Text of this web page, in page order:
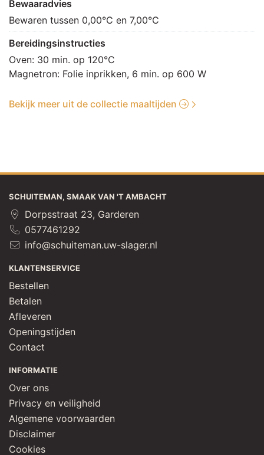
voedingszuur: E260], aardappel 15% [aardappel,
water, zout, verstevigingsmiddel: E509], groenten 14%
[wortel, groene boon, erwt, bloemkool, mais, paprika
[rood, groen]], sperzieboon 5%, rode paprika 5%,
kruidenolie 2% [raapzaadolie, zeezout, MOSTERD
specerijextract], dextrose, aroma, kruiden [peterselie,
kruiden], paprika, raapzaadolie, specerij, suiker, aroma,
[dextrose, verdikkingsmiddel: E415]
Bewaaradvies
Bewaren tussen 0,00°C en 7,00°C
Bereidingsinstructies
Oven: 30 min. op 120°C
Bekijk meer uit de collectie maaltijden
SCHUITEMAN, SMAAK VAN 'T AMBACHT
Dorpsstraat 23, Garderen
0577461292
info@schuiteman.uw-slager.nl
KLANTENSERVICE
Bestellen
Betalen
Afleveren
Openingstijden
Contact
INFORMATIE
Over ons
Privacy en veiligheid
Algemene voorwaarden
Disclaimer
Cookies